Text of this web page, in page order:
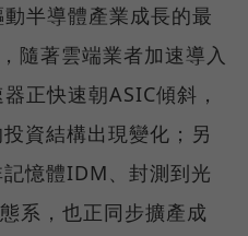
半導體產業成長的最
隨著雲端業者加速導入
正快速朝ASIC傾斜，
資結構出現變化；另
憶體IDM、封測到光
系，也正同步擴產成